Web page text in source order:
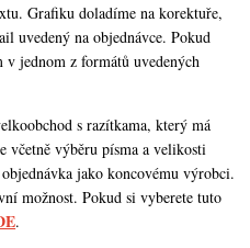
Grafiku doladíme na korektuře,
uvedený na objednávce. Pokud
v jednom z formátů uvedených
s razítkama, který má
výběru písma a velikosti
jako koncovému výrobci.
možnost. Pokud si vyberete tuto
.